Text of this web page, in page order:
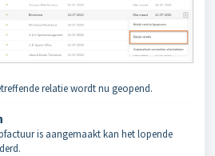
relatie wordt nu geopend.
is aangemaakt kan het lopende